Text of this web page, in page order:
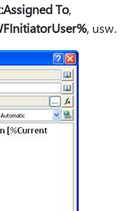
To,
, usw.